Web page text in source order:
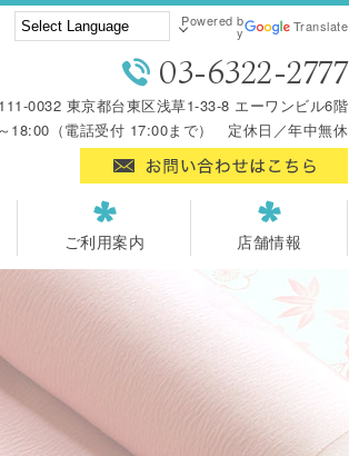
Powered b
y Translate
03-6322-2777
0032 東京都台東区浅草1-33-8 エーワンビル6階
18:00（電話受付 17:00まで） 定休日／年中無休
ご利用案内 店舗情報